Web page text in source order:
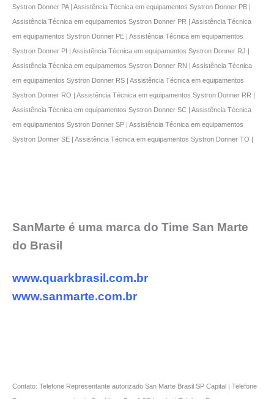
Systron Donner PA | Assistência Técnica em equipamentos Systron Donner PB |
Assistência Técnica em equipamentos Systron Donner PR | Assistência Técnica
em equipamentos Systron Donner PE | Assistência Técnica em equipamentos
Systron Donner PI | Assistência Técnica em equipamentos Systron Donner RJ |
Assistência Técnica em equipamentos Systron Donner RN | Assistência Técnica
em equipamentos Systron Donner RS | Assistência Técnica em equipamentos
Systron Donner RO | Assistência Técnica em equipamentos Systron Donner RR |
Assistência Técnica em equipamentos Systron Donner SC | Assistência Técnica
em equipamentos Systron Donner SP | Assistência Técnica em equipamentos
Systron Donner SE | Assistência Técnica em equipamentos Systron Donner TO |
SanMarte é uma marca do Time San Marte
do Brasil
www.quarkbrasil.com.br
www.sanmarte.com.br
Contato: Telefone Representante autorizado San Marte Brasil SP Capital | Telefone